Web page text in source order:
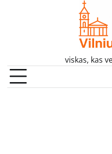
viskas, kas